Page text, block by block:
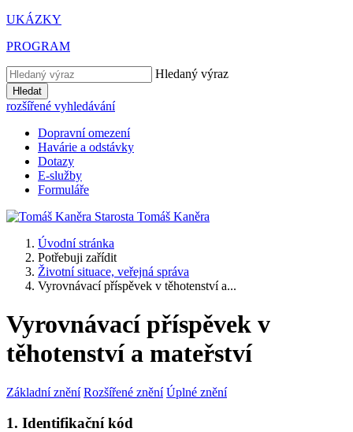
UKÁZKY
PROGRAM
Hledaný výraz
Hledat
rozšířené vyhledávání
Dopravní omezení
Havárie a odstávky
Dotazy
E-služby
Formuláře
Starosta Tomáš Kaněra
Úvodní stránka
Potřebuji zařídit
Životní situace, veřejná správa
Vyrovnávací příspěvek v těhotenství a...
Vyrovnávací příspěvek v
těhotenství a mateřství
Základní znění Rozšířené znění Úplné znění
1. Identifikační kód